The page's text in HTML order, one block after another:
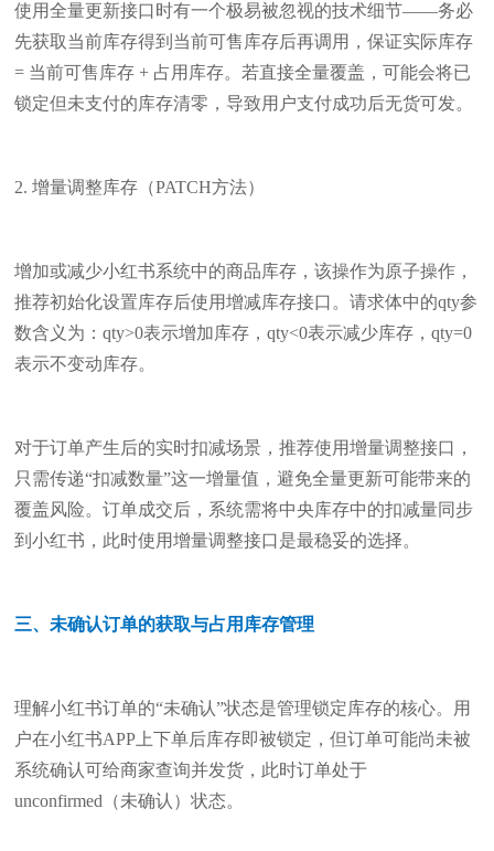
使用全量更新接口时有一个极易被忽视的技术细节——务必
先获取当前库存得到当前可售库存后再调用，保证实际库存
= 当前可售库存 + 占用库存。若直接全量覆盖，可能会将已
锁定但未支付的库存清零，导致用户支付成功后无货可发。
2. 增量调整库存（PATCH方法）
增加或减少小红书系统中的商品库存，该操作为原子操作，
推荐初始化设置库存后使用增减库存接口。请求体中的qty参
数含义为：qty>0表示增加库存，qty<0表示减少库存，qty=0
表示不变动库存。
对于订单产生后的实时扣减场景，推荐使用增量调整接口，
只需传递“扣减数量”这一增量值，避免全量更新可能带来的
覆盖风险。订单成交后，系统需将中央库存中的扣减量同步
到小红书，此时使用增量调整接口是最稳妥的选择。
三、未确认订单的获取与占用库存管理
理解小红书订单的“未确认”状态是管理锁定库存的核心。用
户在小红书APP上下单后库存即被锁定，但订单可能尚未被
系统确认可给商家查询并发货，此时订单处于
unconfirmed（未确认）状态。